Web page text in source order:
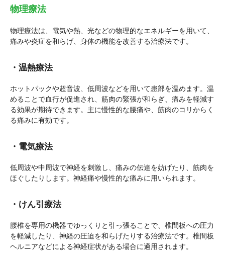
物理療法
物理療法は、電気や熱、光などの物理的なエネルギーを用いて、
痛みや炎症を和らげ、身体の機能を改善する治療法です。
・温熱療法
ホットパックや超音波、低周波などを用いて患部を温めます。温
めることで血行が促進され、筋肉の緊張が和らぎ、痛みを軽減す
る効果が期待できます。主に慢性的な腰痛や、筋肉のコリからく
る痛みに有効です。
・電気療法
低周波や中周波で神経を刺激し、痛みの伝達を妨げたり、筋肉を
ほぐしたりします。神経痛や慢性的な痛みに用いられます。
・けん引療法
腰椎を専用の機器でゆっくりと引っ張ることで、椎間板への圧力
を軽減したり、神経の圧迫を和らげたりする治療法です。椎間板
ヘルニアなどによる神経症状がある場合に適用されます。